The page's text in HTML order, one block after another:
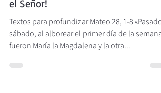
Domingo de Pascua. ¡Ha resucitado
el Señor!
Textos para profundizar Mateo 28, 1-8 «Pasado
sábado, al alborear el primer día de la semana,
fueron María la Magdalena y la otra...